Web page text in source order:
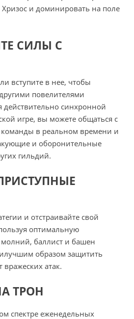
и доминировать на поле
СИЛЫ С
вступите в нее, чтобы
повелителями
действительно синхронной
игре, вы можете общаться с
в реальном времени и
и оборонительные
гильдий.
и отстраивайте свой
оптимальную
баллист и башен
образом защитить
вражеских атак.
ТРОН
спектре еженедельных